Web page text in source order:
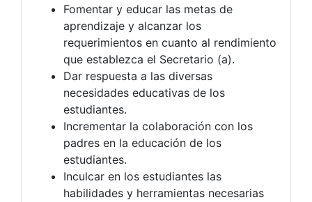
Fomentar y educar las metas de
aprendizaje y alcanzar los
requerimientos en cuanto al rendimiento
que establezca el Secretario (a).
Dar respuesta a las diversas
necesidades educativas de los
estudiantes.
Incrementar la colaboración con los
padres en la educación de los
estudiantes.
Inculcar en los estudiantes las
habilidades y herramientas necesarias